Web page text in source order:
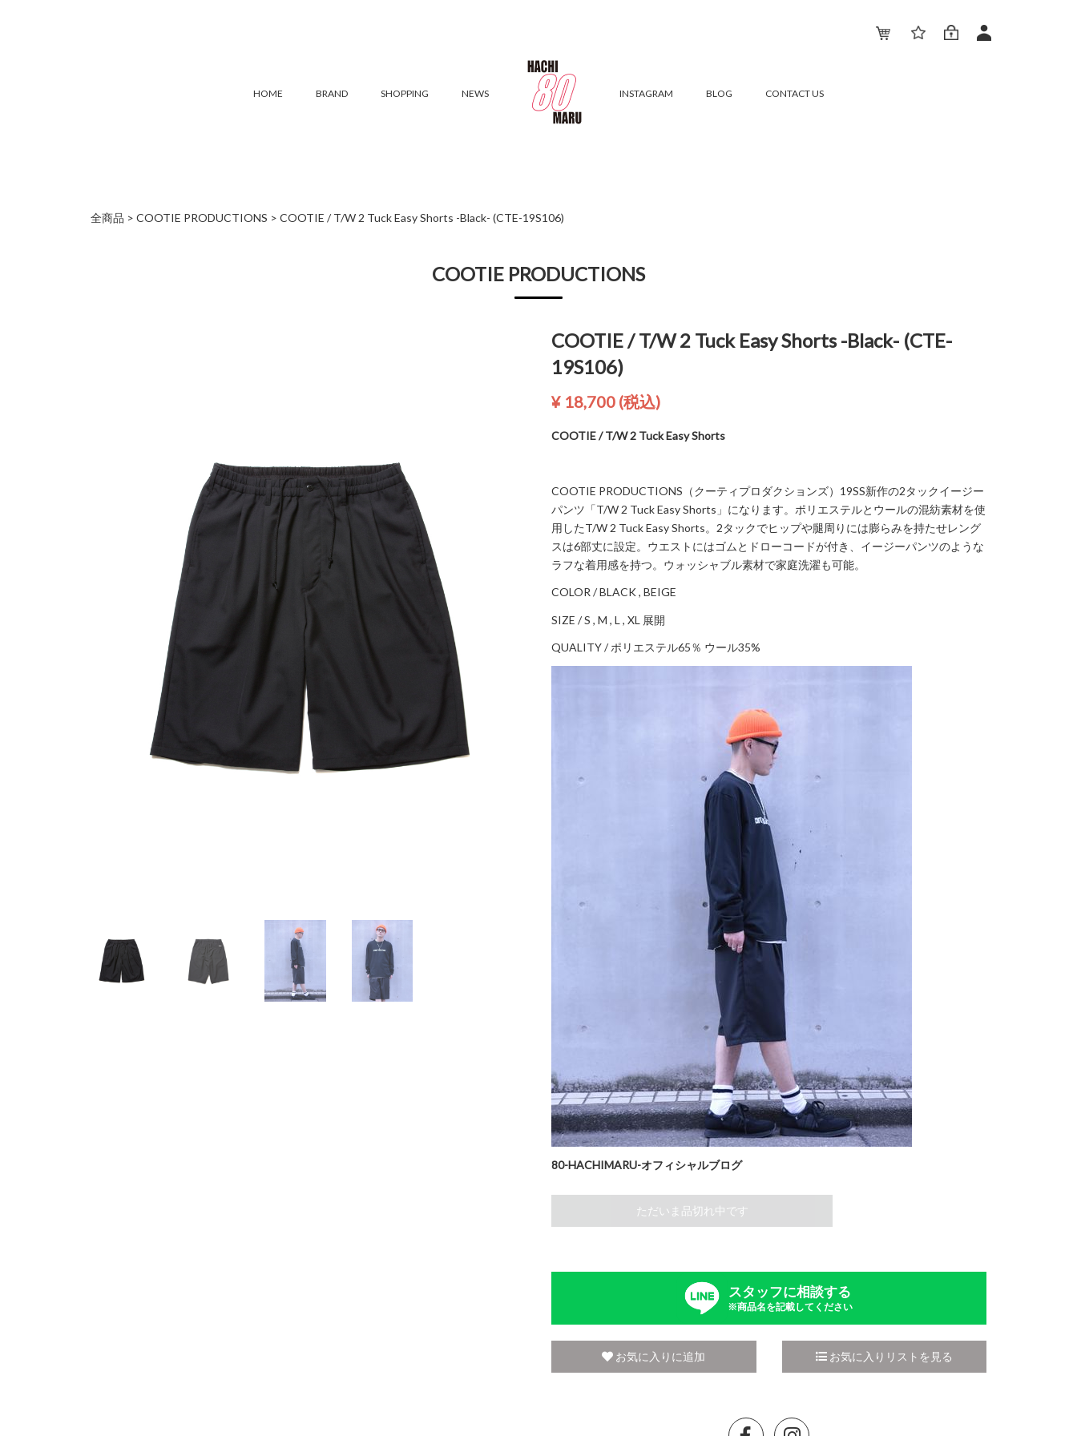
HOME BRAND SHOPPING NEWS INSTAGRAM BLOG CONTACT US
全商品 COOTIE PRODUCTIONS COOTIE / T/W 2 Tuck Easy Shorts -Black- (CTE-19S106)
COOTIE PRODUCTIONS
COOTIE / T/W 2 Tuck Easy Shorts -Black- (CTE-
19S106)
¥ 18,700 (税込)
COOTIE / T/W 2 Tuck Easy Shorts
COOTIE PRODUCTIONS（クーティプロダクションズ）19SS新作の2タックイージー
パンツ「T/W 2 Tuck Easy Shorts」になります。ポリエステルとウールの混紡素材を使
用したT/W 2 Tuck Easy Shorts。2タックでヒップや腿周りには膨らみを持たせレング
スは6部丈に設定。ウエストにはゴムとドローコードが付き、イージーパンツのような
ラフな着用感を持つ。ウォッシャブル素材で家庭洗濯も可能。
COLOR / BLACK , BEIGE
SIZE / S , M , L , XL 展開
QUALITY / ポリエステル65％ ウール35%
80-HACHIMARU-オフィシャルブログ
ただいま品切れ中です
スタッフに相談する
※商品名を記載してください
お気に入りに追加 お気に入りリストを見る